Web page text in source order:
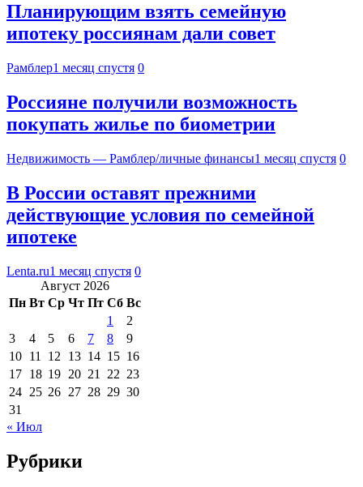
Планирующим взять семейную
ипотеку россиянам дали совет
Рамблер1 месяц спустя 0
Россияне получили возможность
покупать жилье по биометрии
Недвижимость — Рамблер/личные финансы1 месяц спустя 0
В России оставят прежними
действующие условия по семейной
ипотеке
Lenta.ru1 месяц спустя 0
Август 2026
Пн Вт Ср Чт Пт Сб Вс
1
2
3
4 5 6 7 8
9
10 11 12 13 14 15 16
17 18 19 20 21 22 23
24 25 26 27 28 29 30
31
« Июл
Рубрики